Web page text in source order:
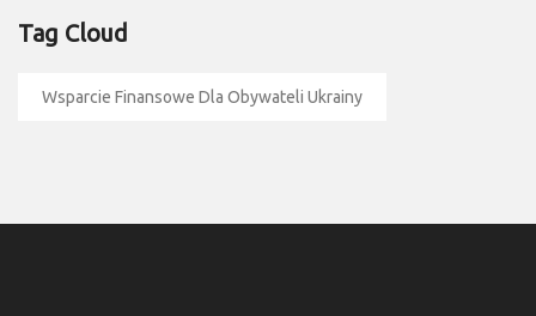
Tag Cloud
Wsparcie Finansowe Dla Obywateli Ukrainy